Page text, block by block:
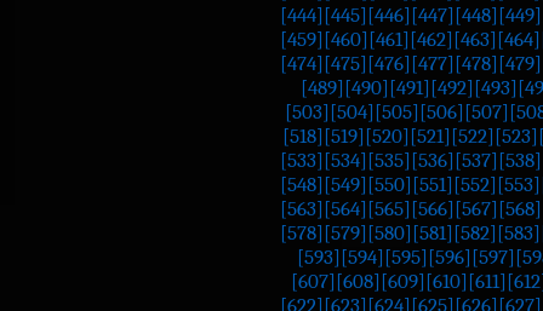
[444] [445] [446] [447] [448] [449]
[459] [460] [461] [462] [463] [464]
[474] [475] [476] [477] [478] [479]
[489] [490] [491] [492] [493]
[503] [504] [505] [506] [507]
[518] [519] [520] [521] [522] [523]
[533] [534] [535] [536] [537] [538]
[548] [549] [550] [551] [552] [553]
[563] [564] [565] [566] [567] [568]
[578] [579] [580] [581] [582] [583]
[593] [594] [595] [596] [597]
[607] [608] [609] [610] [611]
[622] [623] [624] [625] [626] [627]